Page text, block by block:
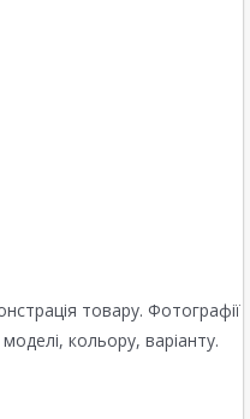
товару. Фотографії
кольору, варіанту.